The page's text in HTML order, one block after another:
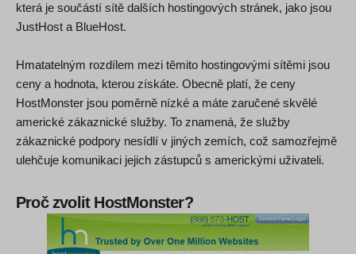
která je součástí sítě dalších hostingových stránek, jako jsou
JustHost a BlueHost.
Hmatatelným rozdílem mezi těmito hostingovými sítěmi jsou
ceny a hodnota, kterou získáte. Obecně platí, že ceny
HostMonster jsou poměrně nízké a máte zaručené skvělé
americké zákaznické služby. To znamená, že služby
zákaznické podpory nesídlí v jiných zemích, což samozřejmě
ulehčuje komunikaci jejich zástupců s americkými uživateli.
Proč zvolit HostMonster?